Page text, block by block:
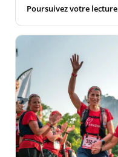
Poursuivez votre lecture